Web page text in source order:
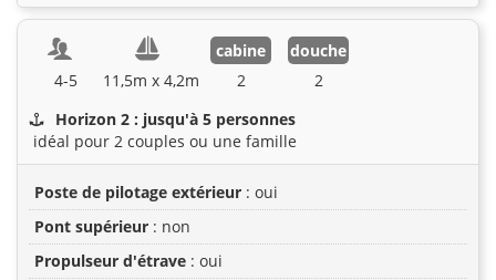
4-5 11,5m x 4,2m
cabine
2
douche
2
Horizon 2 : jusqu'à 5 personnes
idéal pour 2 couples ou une famille
Poste de pilotage extérieur : oui
Pont supérieur : non
Propulseur d'étrave : oui